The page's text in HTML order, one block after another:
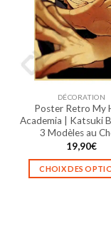
être
sur
page
du
DÉCORATION
Poster Retro My
Academia | Katsuki
3 Modèles au
19,90€
CHOIX DES